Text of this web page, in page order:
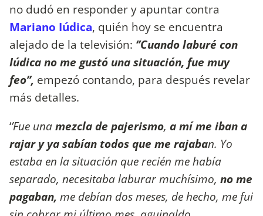
no dudó en responder y apuntar contra
Mariano Iúdica, quién hoy se encuentra
alejado de la televisión: ‘’Cuando laburé con
Iúdica no me gustó una situación, fue muy
feo’’, empezó contando, para después revelar
más detalles.
‘’Fue unamezcla de pajerismo, a mí me iban a
rajar y ya sabían todos que me rajaban. Yo
estaba en la situación que recién me había
separado, necesitaba laburar muchísimo, no me
pagaban, me debían dos meses, de hecho, me fui